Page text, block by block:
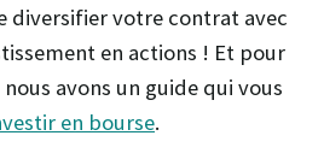
diversifier votre contrat avec
en actions ! Et pour
avons un guide qui vous
en bourse.